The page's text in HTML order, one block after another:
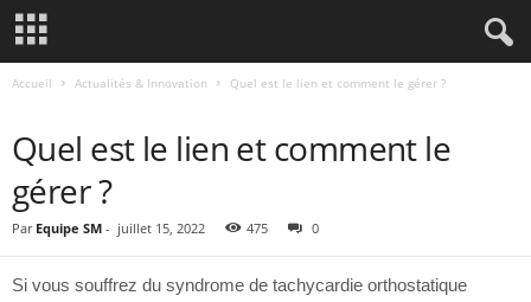
Accueil Actualités & Innovation Quel est le lien et comment le gérer ?
Quel est le lien et comment le
gérer ?
Par Equipe SM - juillet 15, 2022 475 0
Si vous souffrez du syndrome de tachycardie orthostatique